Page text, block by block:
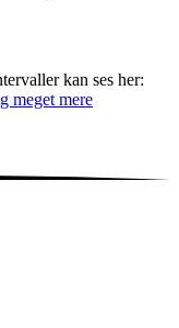
kan ses her:
meget mere